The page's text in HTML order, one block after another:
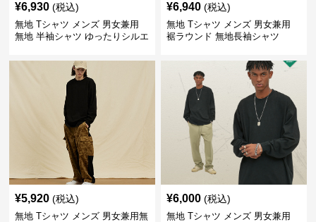
¥6,930 (税込)
無地 Tシャツ メンズ 男女兼用
無地 半袖シャツ ゆったりシルエ
¥6,940 (税込)
無地 Tシャツ メンズ 男女兼用
裾ラウンド 無地長袖シャツ
¥5,920 (税込)
無地 Tシャツ メンズ 男女兼用無
¥6,000 (税込)
無地 Tシャツ メンズ 男女兼用